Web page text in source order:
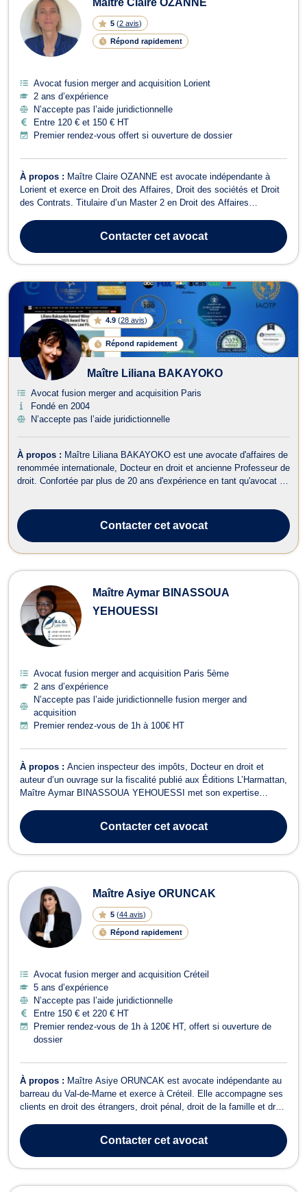
Maître Claire OZANNE
5 (2 avis)
Répond rapidement
Avocat fusion merger and acquisition Lorient
2 ans d’expérience
N’accepte pas l’aide juridictionnelle
Entre 120 € et 150 € HT
Premier rendez-vous offert si ouverture de dossier
À propos : Maître Claire OZANNE est avocate indépendante à
Lorient et exerce en Droit des Affaires, Droit des sociétés et Droit
des Contrats. Titulaire d’un Master 2 en Droit des Affaires
expertise approfondie dans les domaines suivants : Droit des
sociétés: constitution, vie...
Contactercet avocat
4.9 (28 avis)
Répond rapidement
Maître Liliana BAKAYOKO
Avocat fusion merger and acquisition Paris
Fondé en 2004
N’accepte pas l’aide juridictionnelle
À propos : Maître Liliana BAKAYOKO est une avocate d'affaires de
renommée internationale, Docteur en droit et ancienne Professeur de
droit. Confortée par plus de 20 ans d'expérience en tant qu'avocat et
doma...
Contactercet avocat
Maître Aymar BINASSOUA
YEHOUESSI
Avocat fusion merger and acquisition Paris 5ème
2 ans d’expérience
N’accepte pas l’aide juridictionnelle fusion merger and
acquisition
Premier rendez-vous de 1h à 100€ HT
À propos : Ancien inspecteur des impôts, Docteur en droit et
auteur d’un ouvrage sur la fiscalité publié aux Éditions L’Harmattan,
Maître Aymar BINASSOUA YEHOUESSI met son expertise
professions libérales et particuliers exigeants. Grâce à sa maîtrise
du continent afr...
Contactercet avocat
Maître Asiye ORUNCAK
5 (44 avis)
Répond rapidement
Avocat fusion merger and acquisition Créteil
5 ans d’expérience
N’accepte pas l’aide juridictionnelle
Entre 150 € et 220 € HT
Premier rendez-vous de 1h à 120€ HT, offert si ouverture de
dossier
À propos : Maître Asiye ORUNCAK est avocate indépendante au
barreau du Val-de-Marne et exerce à Créteil. Elle accompagne ses
clients en droit des étrangers, droit pénal, droit de la famille et droit
activité s’adresse aux personnes confrontées à des situations
juridiques...
Contactercet avocat